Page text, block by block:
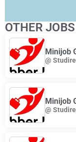
OTHER
Minijob
@
Minijob
@